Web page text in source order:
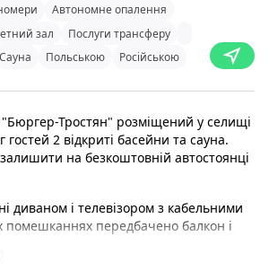
Автономне опалення
зал
Послуги трансферу
Сауна Польською Російською
"Бюргер-Тростян" розміщений у селищі
гостей 2 відкриті басейни та сауна.
на безкоштовній автостоянці
диваном і телевізором з кабельними
помешканнях передбачено балкон і